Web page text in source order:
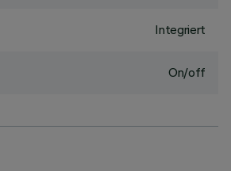
Integriert
On/off